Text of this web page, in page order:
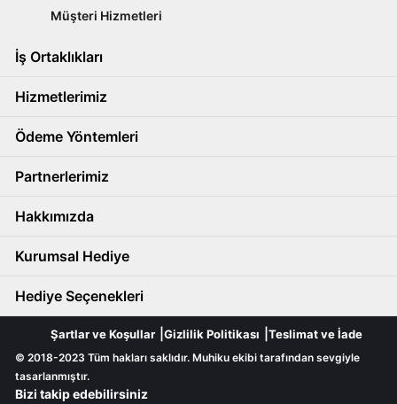
Müşteri Hizmetleri
İş Ortaklıkları
Hizmetlerimiz
Ödeme Yöntemleri
Partnerlerimiz
Hakkımızda
Kurumsal Hediye
Hediye Seçenekleri
Şartlar ve Koşullar Gizlilik Politikası Teslimat ve İade
© 2018-2023 Tüm hakları saklıdır. Muhiku ekibi tarafından sevgiyle
tasarlanmıştır.
Bizi takip edebilirsiniz